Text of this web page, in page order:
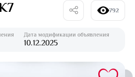
792
Дата модификации объявления
10.12.2025